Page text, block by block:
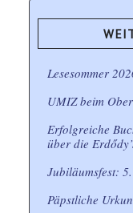
Lesesommer
UMIZ beim
Erfolgreiche
über die
Jubiläumsfest:
Päpstliche